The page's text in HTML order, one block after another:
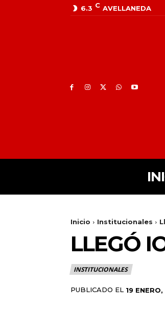
6.3 C AVELLANEDA
Inicio Institucionales
LLEGÓ
INSTITUCIONALES
PUBLICADO EL 19